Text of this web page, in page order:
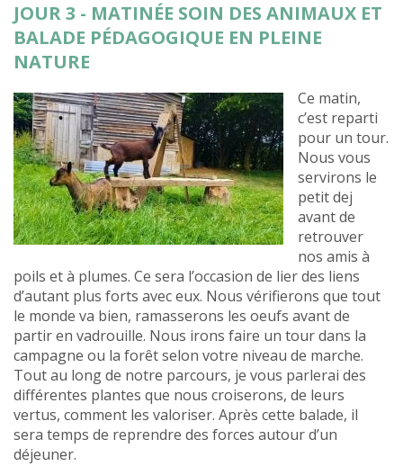
JOUR 3 - MATINÉE SOIN DES ANIMAUX ET
BALADE PÉDAGOGIQUE EN PLEINE
NATURE
Ce matin,
c’est reparti
pour un tour.
Nous vous
servirons le
petit dej
avant de
retrouver
nos amis à
poils et à plumes. Ce sera l’occasion de lier des liens
d’autant plus forts avec eux. Nous vérifierons que tout
le monde va bien, ramasserons les oeufs avant de
partir en vadrouille. Nous irons faire un tour dans la
campagne ou la forêt selon votre niveau de marche.
Tout au long de notre parcours, je vous parlerai des
différentes plantes que nous croiserons, de leurs
vertus, comment les valoriser. Après cette balade, il
sera temps de reprendre des forces autour d’un
déjeuner.